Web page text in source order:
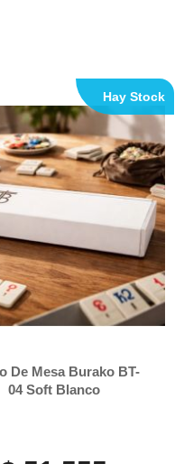
De Mesa Burako BT-
04 Soft Blanco
Hay Stock